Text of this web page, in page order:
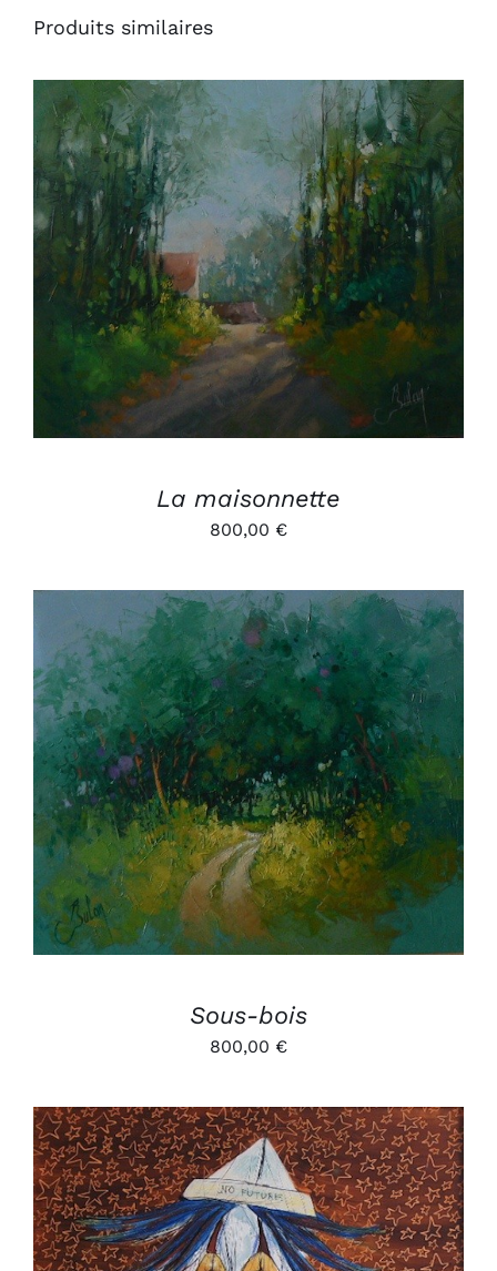
Produits similaires
AJOUTER AU PANIER
/
DÉTAILS
La maisonnette
800,00 €
AJOUTER AU PANIER
/
DÉTAILS
Sous-bois
800,00 €